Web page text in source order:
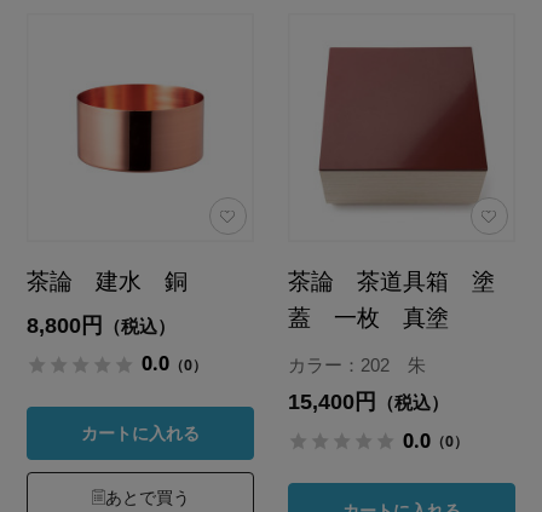
茶論 建水 銅
8,800円 （税込）
0.0 （0）
カートに入れる
あとで買う
茶論 茶道具箱 塗
蓋 一枚 真塗
カラー：202 朱
15,400円 （税込）
0.0 （0）